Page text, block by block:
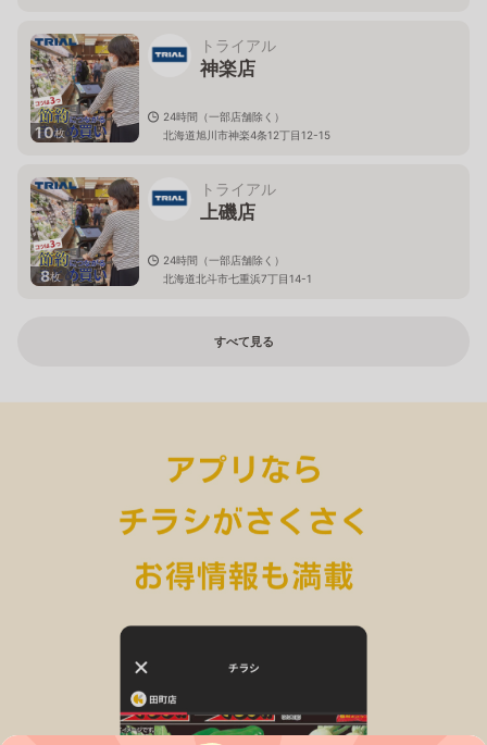
10枚
トライアル
神楽店
24時間（一部店舗除く）
北海道旭川市神楽4条12丁目12-15
8枚
トライアル
上磯店
24時間（一部店舗除く）
北海道北斗市七重浜7丁目14-1
すべて見る